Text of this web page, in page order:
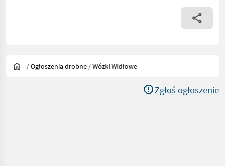
/Ogłoszenia drobne /Wózki Widłowe
Zgłoś ogłoszenie